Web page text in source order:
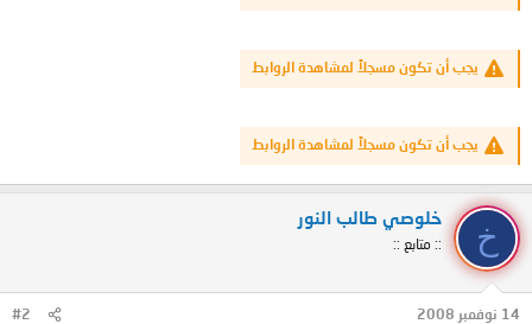
يجب أن تكون مسجلاً لمشاهدة الروابط
يجب أن تكون مسجلاً لمشاهدة الروابط
خ
خلوصي طالب النور
:: متابع ::
14 نوفمبر 2008 #2